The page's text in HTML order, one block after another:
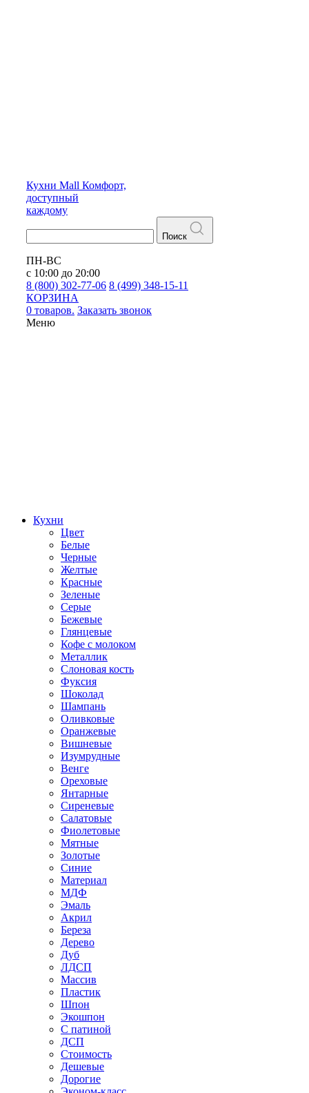
Кухни Mall Комфорт,
доступный
каждому
Поиск
ПН-ВС
с 10:00 до 20:00
8 (800) 302-77-06 8 (499) 348-15-11
КОРЗИНА
0 товаров. Заказать звонок
Меню
Кухни
Цвет
Белые
Черные
Желтые
Красные
Зеленые
Серые
Бежевые
Глянцевые
Кофе с молоком
Металлик
Слоновая кость
Фуксия
Шоколад
Шампань
Оливковые
Оранжевые
Вишневые
Изумрудные
Венге
Ореховые
Янтарные
Сиреневые
Салатовые
Фиолетовые
Мятные
Золотые
Синие
Материал
МДФ
Эмаль
Акрил
Береза
Дерево
Дуб
ЛДСП
Массив
Пластик
Шпон
Экошпон
С патиной
ДСП
Стоимость
Дешевые
Дорогие